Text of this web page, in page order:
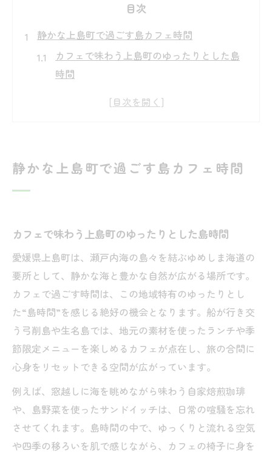
目次
静かな上島町で過ごす島カフェ時間
カフェで味わう上島町のゆったりとした島
時間
旅好きが感じる静寂なカフェの魅力と過ご
自家焙煎が香る島カフェで心ほどけるひと
ト
本好き旅好きが惹かれるゆめしま海道の魅力
ゆめしま海道で本好きが通うカフェの楽し
み方
旅好き目線で発見するゆめしま海道カフェ
スポット
本と珈琲で過ごすゆめしま海道の特別な時
間
ゆめしま海道を彩るカフェが持つ島文化の
魅力
カフェと読書で訪れたいゆめしま海道の過
ごし方
静かな上島町で過ごす島カフェ時間
カフェで味わう上島町のゆったりとした島時間
愛媛県上島町は、瀬戸内海の島々を結ぶゆめしま海道の
要所として、静かな海と豊かな自然が広がる場所です。
カフェで過ごす時間は、この地域特有のゆったりとし
た“島時間”を感じる絶好の機会となります。船が行き交
う弓削島や生名島では、地元の素材を使ったランチや季
節限定メニューを楽しめるカフェが点在し、旅の合間に
心身をリセットできる空間が広がっています。
例えば、窓越しに海を眺めながら味わう自家焙煎珈琲
や、島野菜を使ったサンドイッチは、日常の喧騒を忘れ
させてくれます。島時間の中で、ゆっくりと流れる空気
や四季の移ろいを肌で感じながら、カフェの椅子に身を